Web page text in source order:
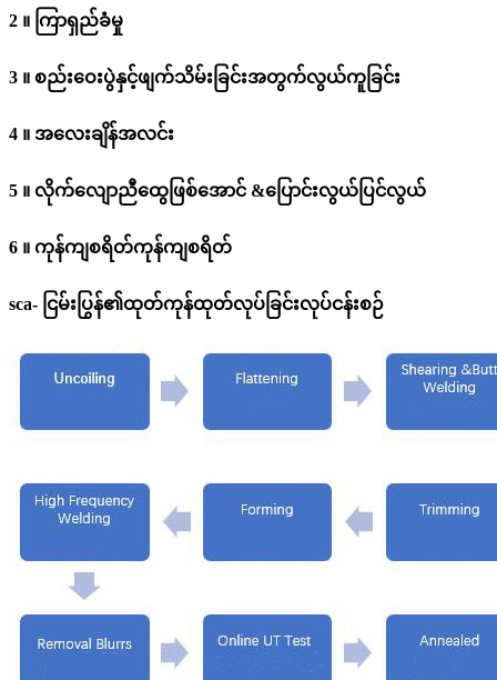
2 ။ ကြာရှည်ခံမှု
3 ။ စည်းဝေးပွဲနှင့်ဖျက်သိမ်းခြင်းအတွက်လွယ်ကူခြင်း
4 ။ အလေးချိန်အလင်း
5 ။ လိုက်လျောညီထွေဖြစ်အောင် &ပြောင်းလွယ်ပြင်လွယ်
6 ။ ကုန်ကျစရိတ်ကုန်ကျစရိတ်
sca- ငြမ်းပြွန်၏ထုတ်ကုန်ထုတ်လုပ်ခြင်းလုပ်ငန်းစဉ်